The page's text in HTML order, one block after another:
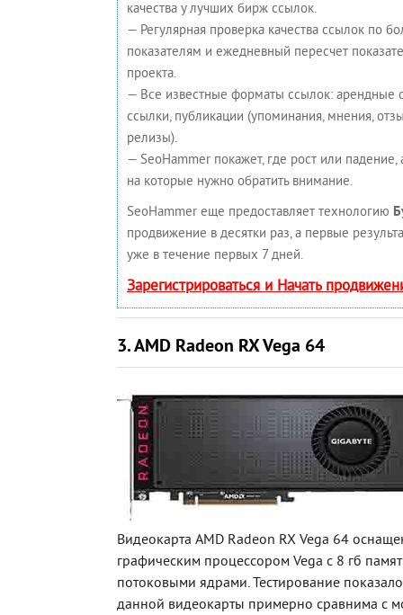
качества у лучших бирж ссылок.
— Регулярная проверка качества ссылок по
показателям и ежедневный пересчет
проекта.
— Все известные форматы ссылок: арендные
ссылки, публикации (упоминания, мнения,
релизы).
— SeoHammer покажет, где рост или падение,
на которые нужно обратить внимание.
SeoHammer еще предоставляет технологию
продвижение в десятки раз, а первые
уже в течение первых 7 дней.
Зарегистрироваться и Начать
3. AMD Radeon RX Vega 64
Видеокарта AMD Radeon RX Vega 64
графическим процессором Vega с 8 гб
потоковыми ядрами. Тестирование
данной видеокарты примерно сравнима с